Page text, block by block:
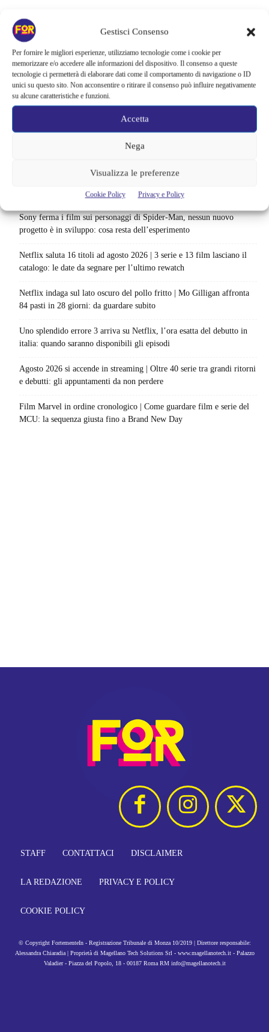
Gestisci Consenso
Per fornire le migliori esperienze, utilizziamo tecnologie come i cookie per
memorizzare e/o accedere alle informazioni del dispositivo. Il consenso a queste
tecnologie ci permetterà di elaborare dati come il comportamento di navigazione o ID
unici su questo sito. Non acconsentire o ritirare il consenso può influire negativamente
su alcune caratteristiche e funzioni.
Accetta
Nega
Visualizza le preferenze
Cookie Policy Privacy e Policy
La paura dell’altezza torna al cinema | Il sequel di Fall cambia
scenario: una nuova sfida senza via di fuga
Sony ferma i film sui personaggi di Spider-Man, nessun nuovo
progetto è in sviluppo: cosa resta dell’esperimento
Netflix saluta 16 titoli ad agosto 2026 | 3 serie e 13 film lasciano il
catalogo: le date da segnare per l’ultimo rewatch
Netflix indaga sul lato oscuro del pollo fritto | Mo Gilligan affronta
84 pasti in 28 giorni: da guardare subito
Uno splendido errore 3 arriva su Netflix, l’ora esatta del debutto in
italia: quando saranno disponibili gli episodi
Agosto 2026 si accende in streaming | Oltre 40 serie tra grandi ritorni
e debutti: gli appuntamenti da non perdere
Film Marvel in ordine cronologico | Come guardare film e serie del
MCU: la sequenza giusta fino a Brand New Day
STAFF CONTATTACI DISCLAIMER
LA REDAZIONE PRIVACY E POLICY
COOKIE POLICY
© Copyright FortementeIn - Registrazione Tribunale di Monza 10/2019 | Direttore responsabile:
Alessandra Chiaradia | Proprietà di Magellano Tech Solutions Srl - www.magellanotech.it - Palazzo
Valadier - Piazza del Popolo, 18 - 00187 Roma RM info@magellanotech.it